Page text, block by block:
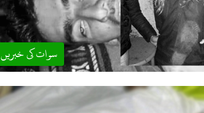
سوات کی خبریں